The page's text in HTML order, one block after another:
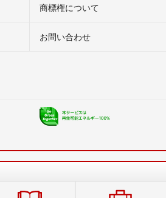
商標権について
お問い合わせ